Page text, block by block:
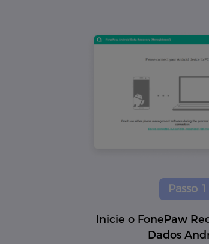
Passo 1
Inicie o FonePaw
Dados